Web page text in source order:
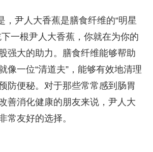
，尹人大香蕉是膳食纤维的“明星
一根尹人大香蕉，你就在为你的
强大的助力。膳食纤维能够帮助
像一位“清道夫”，能够有效地清理
防便秘。对于那些常常感到肠胃
善消化健康的朋友来说，尹人大
常友好的选择。